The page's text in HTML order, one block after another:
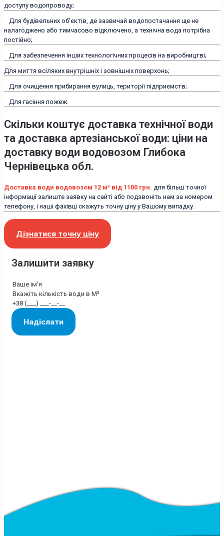
доступу водопроводу;
Для будівельних об'єктів, де зазвичай водопостачання ще не
налагоджено або тимчасово відключено, а технічна вода потрібна
постійно;
Для забезпечення інших технологічних процесів на виробництві;
Для миття всіляких внутрішніх і зовнішніх поверхонь;
Для очищення прибирання вулиць, території підприємств;
Для гасіння пожеж.
Скільки коштує доставка технічної води
та доставка артезіанської води: ціни на
доставку води водовозом Глибока
Чернівецька обл.
Доставка води водовозом 12 м³ від 1100 грн. для більш точної
інформації залиште заявку на сайті або подзвоніть нам за номером
телефону, і наші фахівці скажуть точну ціну у Вашому випадку.
Дізнатися точну ціну
Залишити заявку